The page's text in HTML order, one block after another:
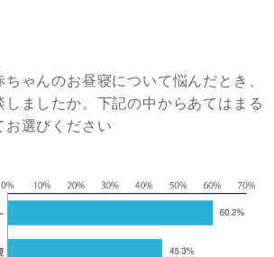
ゃんのお昼寝について悩んだとき、
しましたか。下記の中からあてはまる
お選びください